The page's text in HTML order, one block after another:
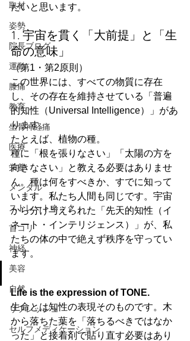
取材
姿勢
院長ブログ
運動
膝痛
教育
坐骨神経痛
医療
栄養
メンタル
ストレートネック
首コリ
神経
美容
自然
リフレッシュ
セルフメディケーション
たいと思います。
1. 宇宙を貫く「大前提」と「生
命の意味」
（第1・第2原則）
この世界には、すべての物質に存在
し、その存在を維持させている「普遍
的知性（Universal Intelligence）」があ
ります。
たとえば、植物の種。
種に「根を張りなさい」「太陽の方を
向きなさい」と教える必要はありませ
ん。種は何をすべきか、すでに知って
います。私たち人間も同じです。宇宙
から分け与えられた「先天的知性（イ
ネート・インテリジェンス）」が、私
たちの体の中で絶えず秩序を守ってい
ます。
Life is the expression of TONE.
生命とは知性の表現そのものです。木
から落ちた葉を「落ちるべきではなか
った」と接着剤で貼り直す必要はあり